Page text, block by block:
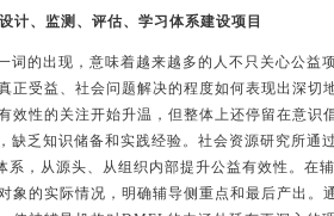
计、监测、评估、学习体系建设项目
词的出现，意味着越来越多的人不只关心公益
正受益、社会问题解决的程度如何表现出深切
效性的关注开始升温，但整体上还停留在意识
缺乏知识储备和实践经验。社会资源研究所通
系，从源头、从组织内部提升公益有效性。在
象的实际情况，明确辅导侧重点和最后产出。